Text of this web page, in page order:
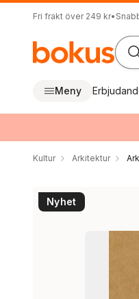
Fri frakt över 249 kr•
Meny
Kultur Arkitektur
Nyhet